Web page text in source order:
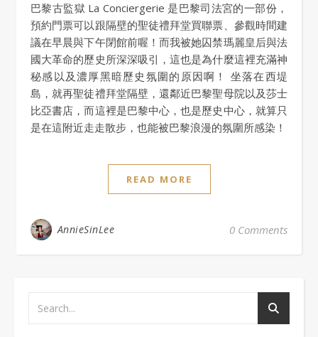
巴黎古監獄 La Conciergerie 是巴黎司法宮的一部份，
預約門票可以跟隔壁的聖徒禮拜堂買聯票、參觀時間建
議在早晨與下午閉館前喔！而我被她囚禁瑪麗皇后與法
國大革命的歷史所深深吸引，這也是為什麼這裡充滿神
秘感以及濃厚黑暗歷史氛圍的原因啊！ 坐落在西堤
島，就再聖徒禮拜堂隔壁，還鄰近巴黎聖母院以及莎士
比亞書店，而這裡是巴黎中心，也是歷史中心，就算只
是在這附近走走散步，也能被巴黎浪漫的氛圍所感染！
READ MORE
AnnieSinLee 0 Comments